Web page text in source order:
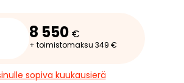
8 550 €
+ toimistomaksu 349 €
sopiva kuukausierä